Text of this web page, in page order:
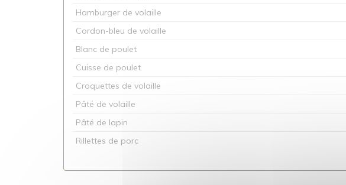
Hamburger de volaille
Cordon-bleu de volaille
Blanc de poulet
Cuisse de poulet
Croquettes de volaille
Pâté de volaille
Pâté de lapin
Rillettes de porc